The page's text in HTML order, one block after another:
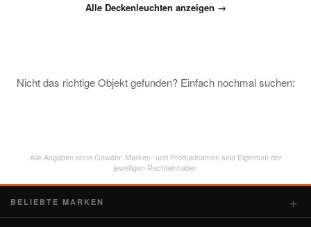
Alle Deckenleuchten anzeigen →
Nicht das richtige Objekt gefunden? Einfach nochmal suchen:
Alle Angaben ohne Gewähr. Marken- und Produktnamen sind Eigentum der
jeweiligen Rechteinhaber.
BELIEBTE MARKEN